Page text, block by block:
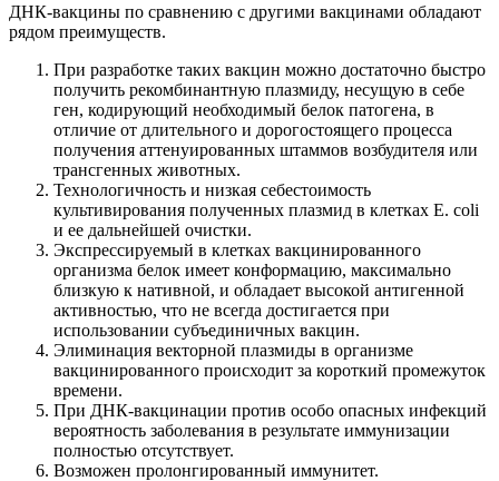
ДНК-вакцины по сравнению с другими вакцинами обладают
рядом преимуществ.
При разработке таких вакцин можно достаточно быстро
получить рекомбинантную плазмиду, несущую в себе
ген, кодирующий необходимый белок патогена, в
отличие от длительного и дорогостоящего процесса
получения аттенуированных штаммов возбудителя или
трансгенных животных.
Технологичность и низкая себестоимость
культивирования полученных плазмид в клетках Е. coli
и ее дальнейшей очистки.
Экспрессируемый в клетках вакцинированного
организма белок имеет конформацию, максимально
близкую к нативной, и обладает высокой антигенной
активностью, что не всегда достигается при
использовании субъединичных вакцин.
Элиминация векторной плазмиды в организме
вакцинированного происходит за короткий промежуток
времени.
При ДНК-вакцинации против особо опасных инфекций
вероятность заболевания в результате иммунизации
полностью отсутствует.
Возможен пролонгированный иммунитет.